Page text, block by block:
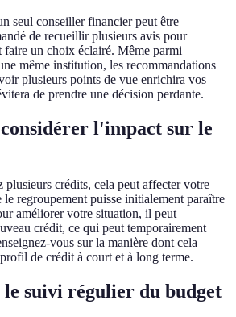
seul conseiller financier peut être
de recueillir plusieurs avis pour
faire un choix éclairé. Même parmi
même institution, les recommandations
plusieurs points de vue enrichira vos
de prendre une décision perdante.
l'impact sur le
crédits, cela peut affecter votre
regroupement puisse initialement paraître
améliorer votre situation, il peut
crédit, ce qui peut temporairement
vous sur la manière dont cela
de crédit à court et à long terme.
le suivi régulier du budget